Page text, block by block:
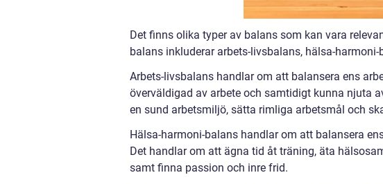
Det finns olika typer av balans som kan vara
balans inkluderar arbets-livsbalans, hälsa-
Arbets-livsbalans handlar om att balansera ens
överväldigad av arbete och samtidigt kunna njuta
en sund arbetsmiljö, sätta rimliga arbetsmål och
Hälsa-harmoni-balans handlar om att balansera
Det handlar om att ägna tid åt träning, äta
samt finna passion och inre frid.